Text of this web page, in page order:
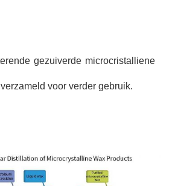
gezuiverde microcristalliene
voor verder gebruik.